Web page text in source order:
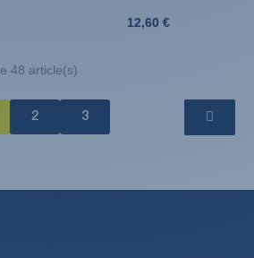
12,60 €
48 article(s)
2 3